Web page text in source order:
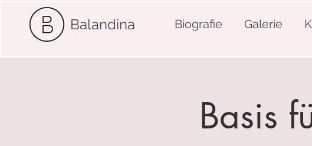
Balandina Biografie Galerie
Basis